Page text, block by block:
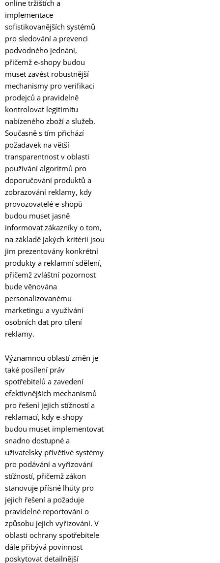
online tržištích a
implementace
sofistikovanějších systémů
pro sledování a prevenci
podvodného jednání,
přičemž e-shopy budou
muset zavést robustnější
mechanismy pro verifikaci
prodejců a pravidelně
kontrolovat legitimitu
nabízeného zboží a služeb.
Současně s tím přichází
požadavek na větší
transparentnost v oblasti
používání algoritmů pro
doporučování produktů a
zobrazování reklamy, kdy
provozovatelé e-shopů
budou muset jasně
informovat zákazníky o tom,
na základě jakých kritérií jsou
jim prezentovány konkrétní
produkty a reklamní sdělení,
přičemž zvláštní pozornost
bude věnována
personalizovanému
marketingu a využívání
osobních dat pro cílení
reklamy.
Významnou oblastí změn je
také posílení práv
spotřebitelů a zavedení
efektivnějších mechanismů
pro řešení jejich stížností a
reklamací, kdy e-shopy
budou muset implementovat
snadno dostupné a
uživatelsky přívětivé systémy
pro podávání a vyřizování
stížností, přičemž zákon
stanovuje přísné lhůty pro
jejich řešení a požaduje
pravidelné reportování o
způsobu jejich vyřizování. V
oblasti ochrany spotřebitele
dále přibývá povinnost
poskytovat detailnější